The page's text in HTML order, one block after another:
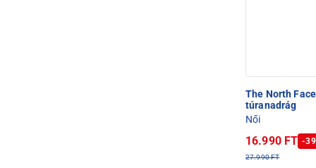
The North
túranadrág
Női
16.990 FT -39
27.990 FT